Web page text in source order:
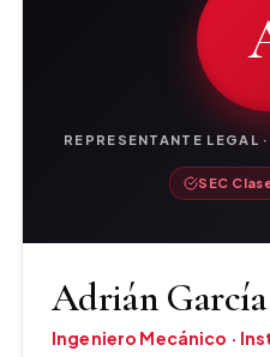
REPRESENTANTE LEGAL
SEC
Adrián García
Ingeniero Mecánico ·